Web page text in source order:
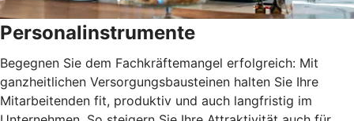
Personalinstrumente
Begegnen Sie dem Fachkräftemangel erfolgreich: Mit
ganzheitlichen Versorgungsbausteinen halten Sie Ihre
Mitarbeitenden fit, produktiv und auch langfristig im